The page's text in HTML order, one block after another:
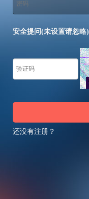
安全提问(未设置请忽略)
还没有注册？